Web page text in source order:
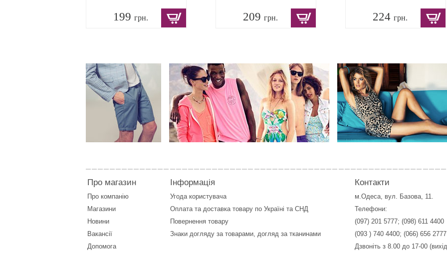
199 грн. 209 грн. 224 грн.
Про магазин
Про компанію
Магазини
Новини
Вакансії
Допомога
Інформація
Угода користувача
Оплата та доставка товару по Україні та СНД
Повернення товару
Знаки догляду за товарами, догляд за тканинами
Контакти
м.Одеса, вул. Базова, 11.
Телефони:
(097) 201 5777; (098) 611 4400
(093 ) 740 4400; (066) 656 2777
Дзвоніть з 8.00 до 17-00